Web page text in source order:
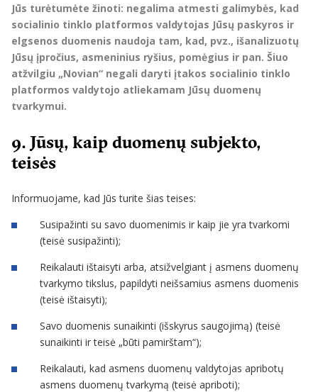
Jūs turėtumėte žinoti: negalima atmesti galimybės, kad
socialinio tinklo platformos valdytojas Jūsų paskyros ir
elgsenos duomenis naudoja tam, kad, pvz., išanalizuotų
Jūsų įpročius, asmeninius ryšius, pomėgius ir pan. Šiuo
atžvilgiu „Novian“ negali daryti įtakos socialinio tinklo
platformos valdytojo atliekamam Jūsų duomenų
tvarkymui.
9. Jūsų, kaip duomenų subjekto,
teisės
Informuojame, kad Jūs turite šias teises:
Susipažinti su savo duomenimis ir kaip jie yra tvarkomi
(teisė susipažinti);
Reikalauti ištaisyti arba, atsižvelgiant į asmens duomenų
tvarkymo tikslus, papildyti neišsamius asmens duomenis
(teisė ištaisyti);
Savo duomenis sunaikinti (išskyrus saugojimą) (teisė
sunaikinti ir teisė „būti pamirštam“);
Reikalauti, kad asmens duomenų valdytojas apribotų
asmens duomenų tvarkymą (teisė apriboti);